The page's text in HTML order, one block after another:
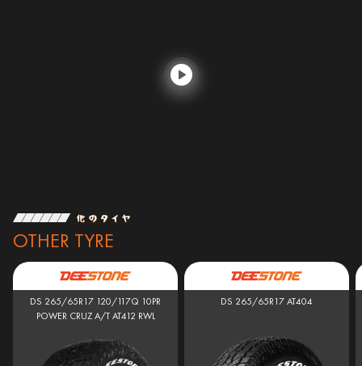
OTHER TYRE
DS 265/65R17 120/117Q 10PR
POWER CRUZ A/T AT412 RWL
DS 265/65R17 AT404